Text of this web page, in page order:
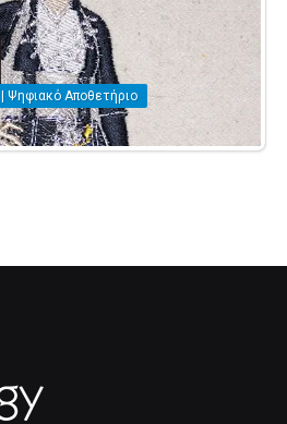
Ψηφιακό Αποθετήριο